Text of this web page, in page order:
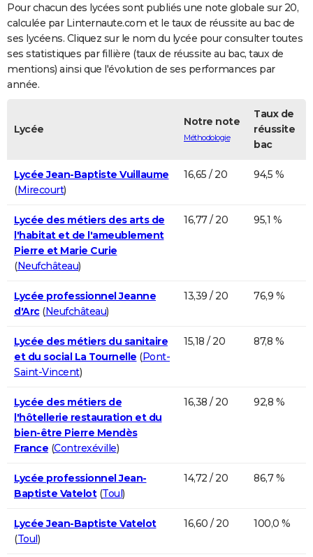
S'inscrire
Se connecter
Lycées
Collèges
Primaires
Universités
Entreprises
Service militaire
Avis de recherche
AVIS DE DÉCÈS
FORUM
Bricolage
Lifestyle
Culture
Sport
Auto
Television
Voyage
Cinema
Pour chacun des lycées sont publiés une note globale sur 20,
calculée par Linternaute.com et le taux de réussite au bac de
ses lycéens. Cliquez sur le nom du lycée pour consulter toutes
ses statistiques par fillière (taux de réussite au bac, taux de
mentions) ainsi que l'évolution de ses performances par
année.
Lycée
Notre note
Méthodologie
Taux de
réussite
bac
Lycée Jean-Baptiste Vuillaume
(Mirecourt)
16,65 / 20 94,5 %
Lycée des métiers des arts de
l'habitat et de l'ameublement
Pierre et Marie Curie
(Neufchâteau)
16,77 / 20 95,1 %
Lycée professionnel Jeanne
d'Arc(Neufchâteau)
13,39 / 20 76,9 %
Lycée des métiers du sanitaire
et du social La Tournelle (Pont-
Saint-Vincent)
15,18 / 20 87,8 %
Lycée des métiers de
l'hôtellerie restauration et du
bien-être Pierre Mendès
France (Contrexéville)
16,38 / 20 92,8 %
Lycée professionnel Jean-
Baptiste Vatelot(Toul)
14,72 / 20 86,7 %
Lycée Jean-Baptiste Vatelot
(Toul)
16,60 / 20 100,0 %